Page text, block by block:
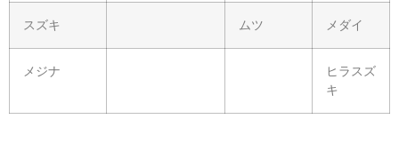
スズキ ムツ メダイ
メジナ
ヒラスズ
キ